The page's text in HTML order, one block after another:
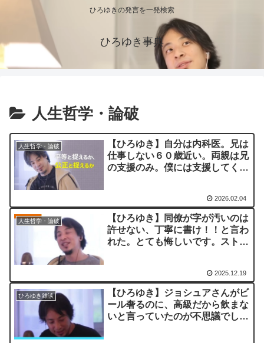
ひろゆきの発言を一発検索
ひろゆき事典
人生哲学・論破
人生哲学・論破
【ひろゆき】自分は内科医。兄は
仕事しない６０歳近い。両親は兄
の支援のみ。僕には支援してくれ
2026.02.04
人生哲学・論破
【ひろゆき】同僚が字が汚いのは
許せない、丁寧に書け！！と言わ
れた。とても悔しいです。ストゼ
うか？ー ひろゆき切り抜き
20230320
2025.12.19
ひろゆき雑談
【ひろゆき】ジョシュアさんがビ
ール奢るのに、高級だから飲まな
いと言っていたのが不思議でし